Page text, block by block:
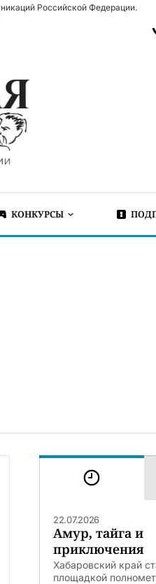
Российской Федерации.
КОНКУРСЫ
22.07.2026
Амур, тайга и
приключения
Хабаровский край
площадкой